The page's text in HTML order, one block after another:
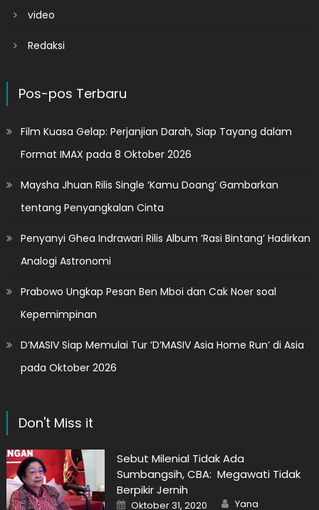
video
Redaksi
Pos-pos Terbaru
Film Kuasa Gelap: Perjanjian Darah, Siap Tayang dalam
Format IMAX pada 8 Oktober 2026
Maysha Jhuan Rilis Single ‘Kamu Doang’ Gambarkan
tentang Penyangkalan Cinta
Penyanyi Ghea Indrawari Rilis Album ‘Rasi Bintang’ Hadirkan
Analogi Astronomi
Prabowo Ungkap Pesan Ben Mboi dan Cak Noer soal
Kepemimpinan
D’MASIV Siap Memulai Tur ‘D’MASIV Asia Home Run’ di Asia
pada Oktober 2026
Don't Miss it
Sebut Milenial Tidak Ada
Sumbangsih, CBA: Megawati Tidak
Berpikir Jernih
Posted
Oktober 31, 2020 Author
Yana